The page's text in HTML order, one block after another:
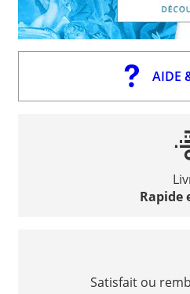
AIDE
Rapide
Satisfait ou